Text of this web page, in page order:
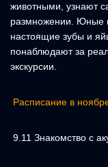
животными, узнают
размножении. Юные
настоящие зубы и
понаблюдают за
экскурсии.
Расписание в
9.11 Знакомство с